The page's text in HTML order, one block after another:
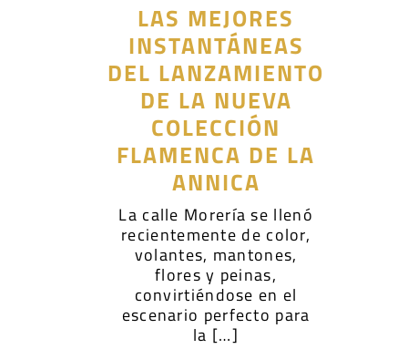
LAS MEJORES
INSTANTÁNEAS
DEL LANZAMIENTO
DE LA NUEVA
COLECCIÓN
FLAMENCA DE LA
ANNICA
La calle Morería se llenó
recientemente de color,
volantes, mantones,
flores y peinas,
convirtiéndose en el
escenario perfecto para
la […]